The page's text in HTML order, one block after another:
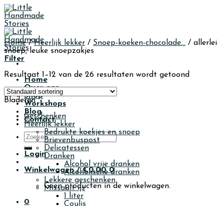
Skip
to
content
Home
Over ons
Shop
Workshops
Blog
Contact
Zoeken
naar:
Login
Winkelwagen /€0,00 0
Geen producten in de winkelwagen.
0
Home / Heerlijk lekker / Snoep-koeken-chocolade... / allerlei
snoep, leuke snoepzakjes
Filter
Resultaat 1–12 van de 26 resultaten wordt getoond
Bladeren
Geschenken
Heerlijk lekker
Bedrukte koekjes en snoep
Brievenbuspost
Delicatessen
Dranken
Alcohol vrije dranken
Alcoholische dranken
Lekkere geschenken
Missault ijs
1 liter
Coulis